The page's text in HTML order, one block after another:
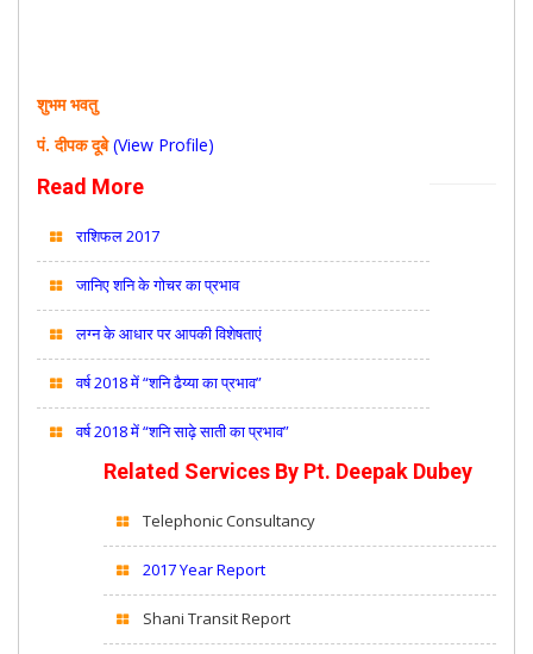
शुभम भवतु
पं. दीपक दूबे(View Profile)
Read More
राशिफल 2017
जानिए शनि के गोचर का प्रभाव
लग्न के आधार पर आपकी विशेषताएं
वर्ष 2018 में “शनि ढैय्या का प्रभाव”
वर्ष 2018 में “शनि साढ़े साती का प्रभाव”
Related Services By Pt. Deepak Dubey
Telephonic Consultancy
2017 Year Report
Shani Transit Report